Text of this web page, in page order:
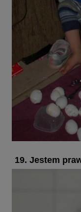
19. Jestem